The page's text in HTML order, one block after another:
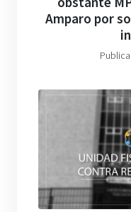
Amparo por